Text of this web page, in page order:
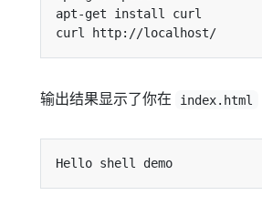
输出结果显示了你在 index.html